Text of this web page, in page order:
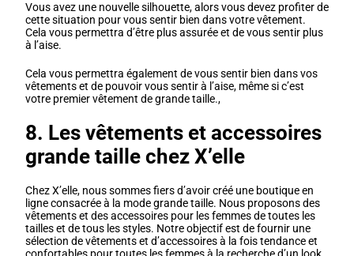
Vous avez une nouvelle silhouette, alors vous devez profiter de
cette situation pour vous sentir bien dans votre vêtement.
Cela vous permettra d’être plus assurée et de vous sentir plus
à l’aise.
Cela vous permettra également de vous sentir bien dans vos
vêtements et de pouvoir vous sentir à l’aise, même si c’est
votre premier vêtement de grande taille.,
8. Les vêtements et accessoires
grande taille chez X’elle
Chez X’elle, nous sommes fiers d’avoir créé une boutique en
ligne consacrée à la mode grande taille. Nous proposons des
vêtements et des accessoires pour les femmes de toutes les
tailles et de tous les styles. Notre objectif est de fournir une
sélection de vêtements et d’accessoires à la fois tendance et